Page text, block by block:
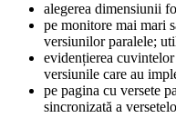
alegerea dimensiunii
pe monitore mai mari
versiunilor paralele;
evidențierea
versiunile care au
pe pagina cu versete
sincronizată a